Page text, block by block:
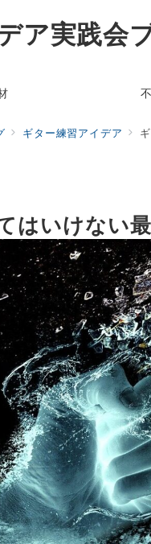
ア実践会
ギター練習アイデア
はいけない